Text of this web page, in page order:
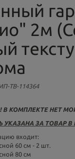
2м
ТВ-114364
В КОМПЛЕКТЕ НЕТ
УКАЗАНА ЗА ТОВАР
входит:
60 см - 2 шт.
80 см